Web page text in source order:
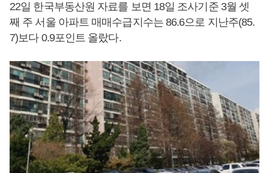
22일 한국부동산원 자료를 보면 18일 조사기준 3월 셋
째 주 서울 아파트 매매수급지수는 86.6으로 지난주(85.
7)보다 0.9포인트 올랐다.